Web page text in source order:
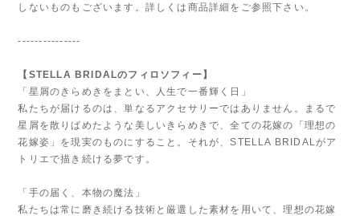
しないものもございます。詳しくは商品詳細をご参照下さい。
---------------
【STELLA BRIDALのフィロソフィー】
「星屑のきらめきをまとい、人生で一番輝く日」
私たちが届けるのは、単なるアクセサリーではありません。まるで
星屑を散りばめたような美しいきらめきで、全ての花嫁の「理想の
花嫁姿」を現実のものにすること。それが、STELLA BRIDALがア
トリエで描き続ける夢です。
「手の届く、本物の魔法」
私たちは常に磨き続ける技術と厳選した素材を用いて、理想の花嫁